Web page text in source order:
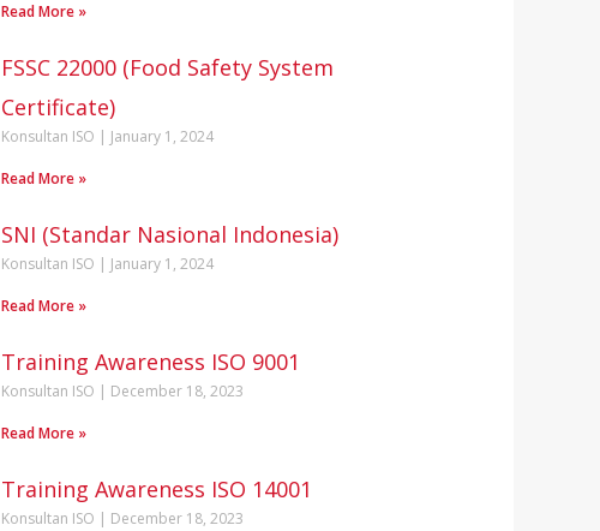
Read More »
FSSC 22000 (Food Safety System
Certificate)
Konsultan ISO January 1, 2024
Read More »
SNI (Standar Nasional Indonesia)
Konsultan ISO January 1, 2024
Read More »
Training Awareness ISO 9001
Konsultan ISO December 18, 2023
Read More »
Training Awareness ISO 14001
Konsultan ISO December 18, 2023